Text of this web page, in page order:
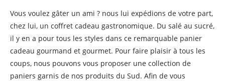
Vous voulez gâter un ami ? nous lui expédions de votre part,
chez lui, un coffret cadeau gastronomique. Du salé au sucré,
il y en a pour tous les styles dans ce remarquable panier
cadeau gourmand et gourmet. Pour faire plaisir à tous les
coups, nous pouvons vous proposer une collection de
paniers garnis de nos produits du Sud. Afin de vous